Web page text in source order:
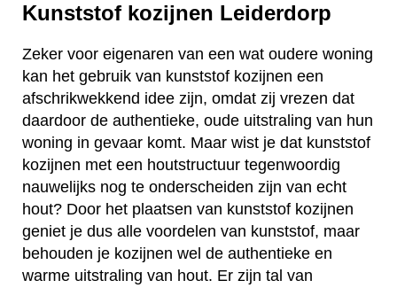
Kunststof kozijnen Leiderdorp
Zeker voor eigenaren van een wat oudere woning
kan het gebruik van kunststof kozijnen een
afschrikwekkend idee zijn, omdat zij vrezen dat
daardoor de authentieke, oude uitstraling van hun
woning in gevaar komt. Maar wist je dat kunststof
kozijnen met een houtstructuur tegenwoordig
nauwelijks nog te onderscheiden zijn van echt
hout? Door het plaatsen van kunststof kozijnen
geniet je dus alle voordelen van kunststof, maar
behouden je kozijnen wel de authentieke en
warme uitstraling van hout. Er zijn tal van